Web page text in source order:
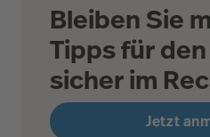
Bleiben Sie
Tipps für
sicher im
Jetzt